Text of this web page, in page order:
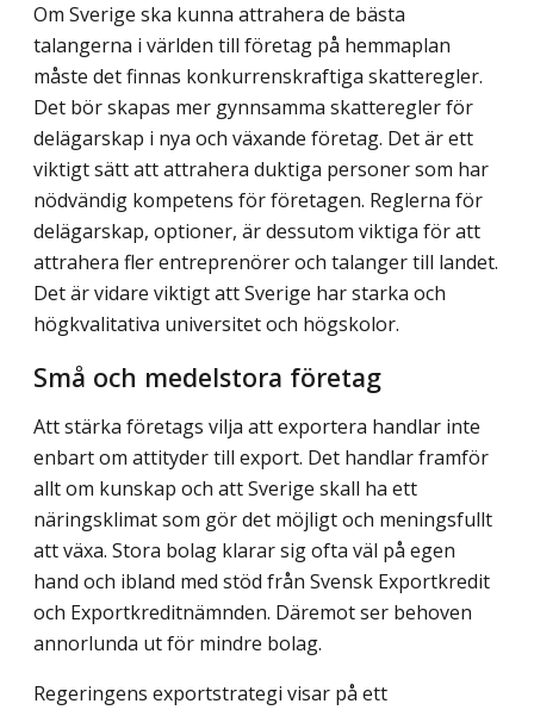
Om Sverige ska kunna attrahera de bästa
talangerna i världen till företag på hemmaplan
måste det finnas konkurrenskraftiga skatteregler.
Det bör skapas mer gynnsamma skatteregler för
delägarskap i nya och växande företag. Det är ett
viktigt sätt att attrahera duktiga personer som har
nödvändig kompetens för företagen. Reglerna för
delägarskap, optioner, är dessutom viktiga för att
attrahera fler entreprenörer och talanger till landet.
Det är vidare viktigt att Sverige har starka och
högkvalitativa universitet och högskolor.
Små och medelstora företag
Att stärka företags vilja att exportera handlar inte
enbart om attityder till export. Det handlar framför
allt om kunskap och att Sverige skall ha ett
näringsklimat som gör det möjligt och meningsfullt
att växa. Stora bolag klarar sig ofta väl på egen
hand och ibland med stöd från Svensk Exportkredit
och Exportkreditnämnden. Däremot ser behoven
annorlunda ut för mindre bolag.
Regeringens exportstrategi visar på ett